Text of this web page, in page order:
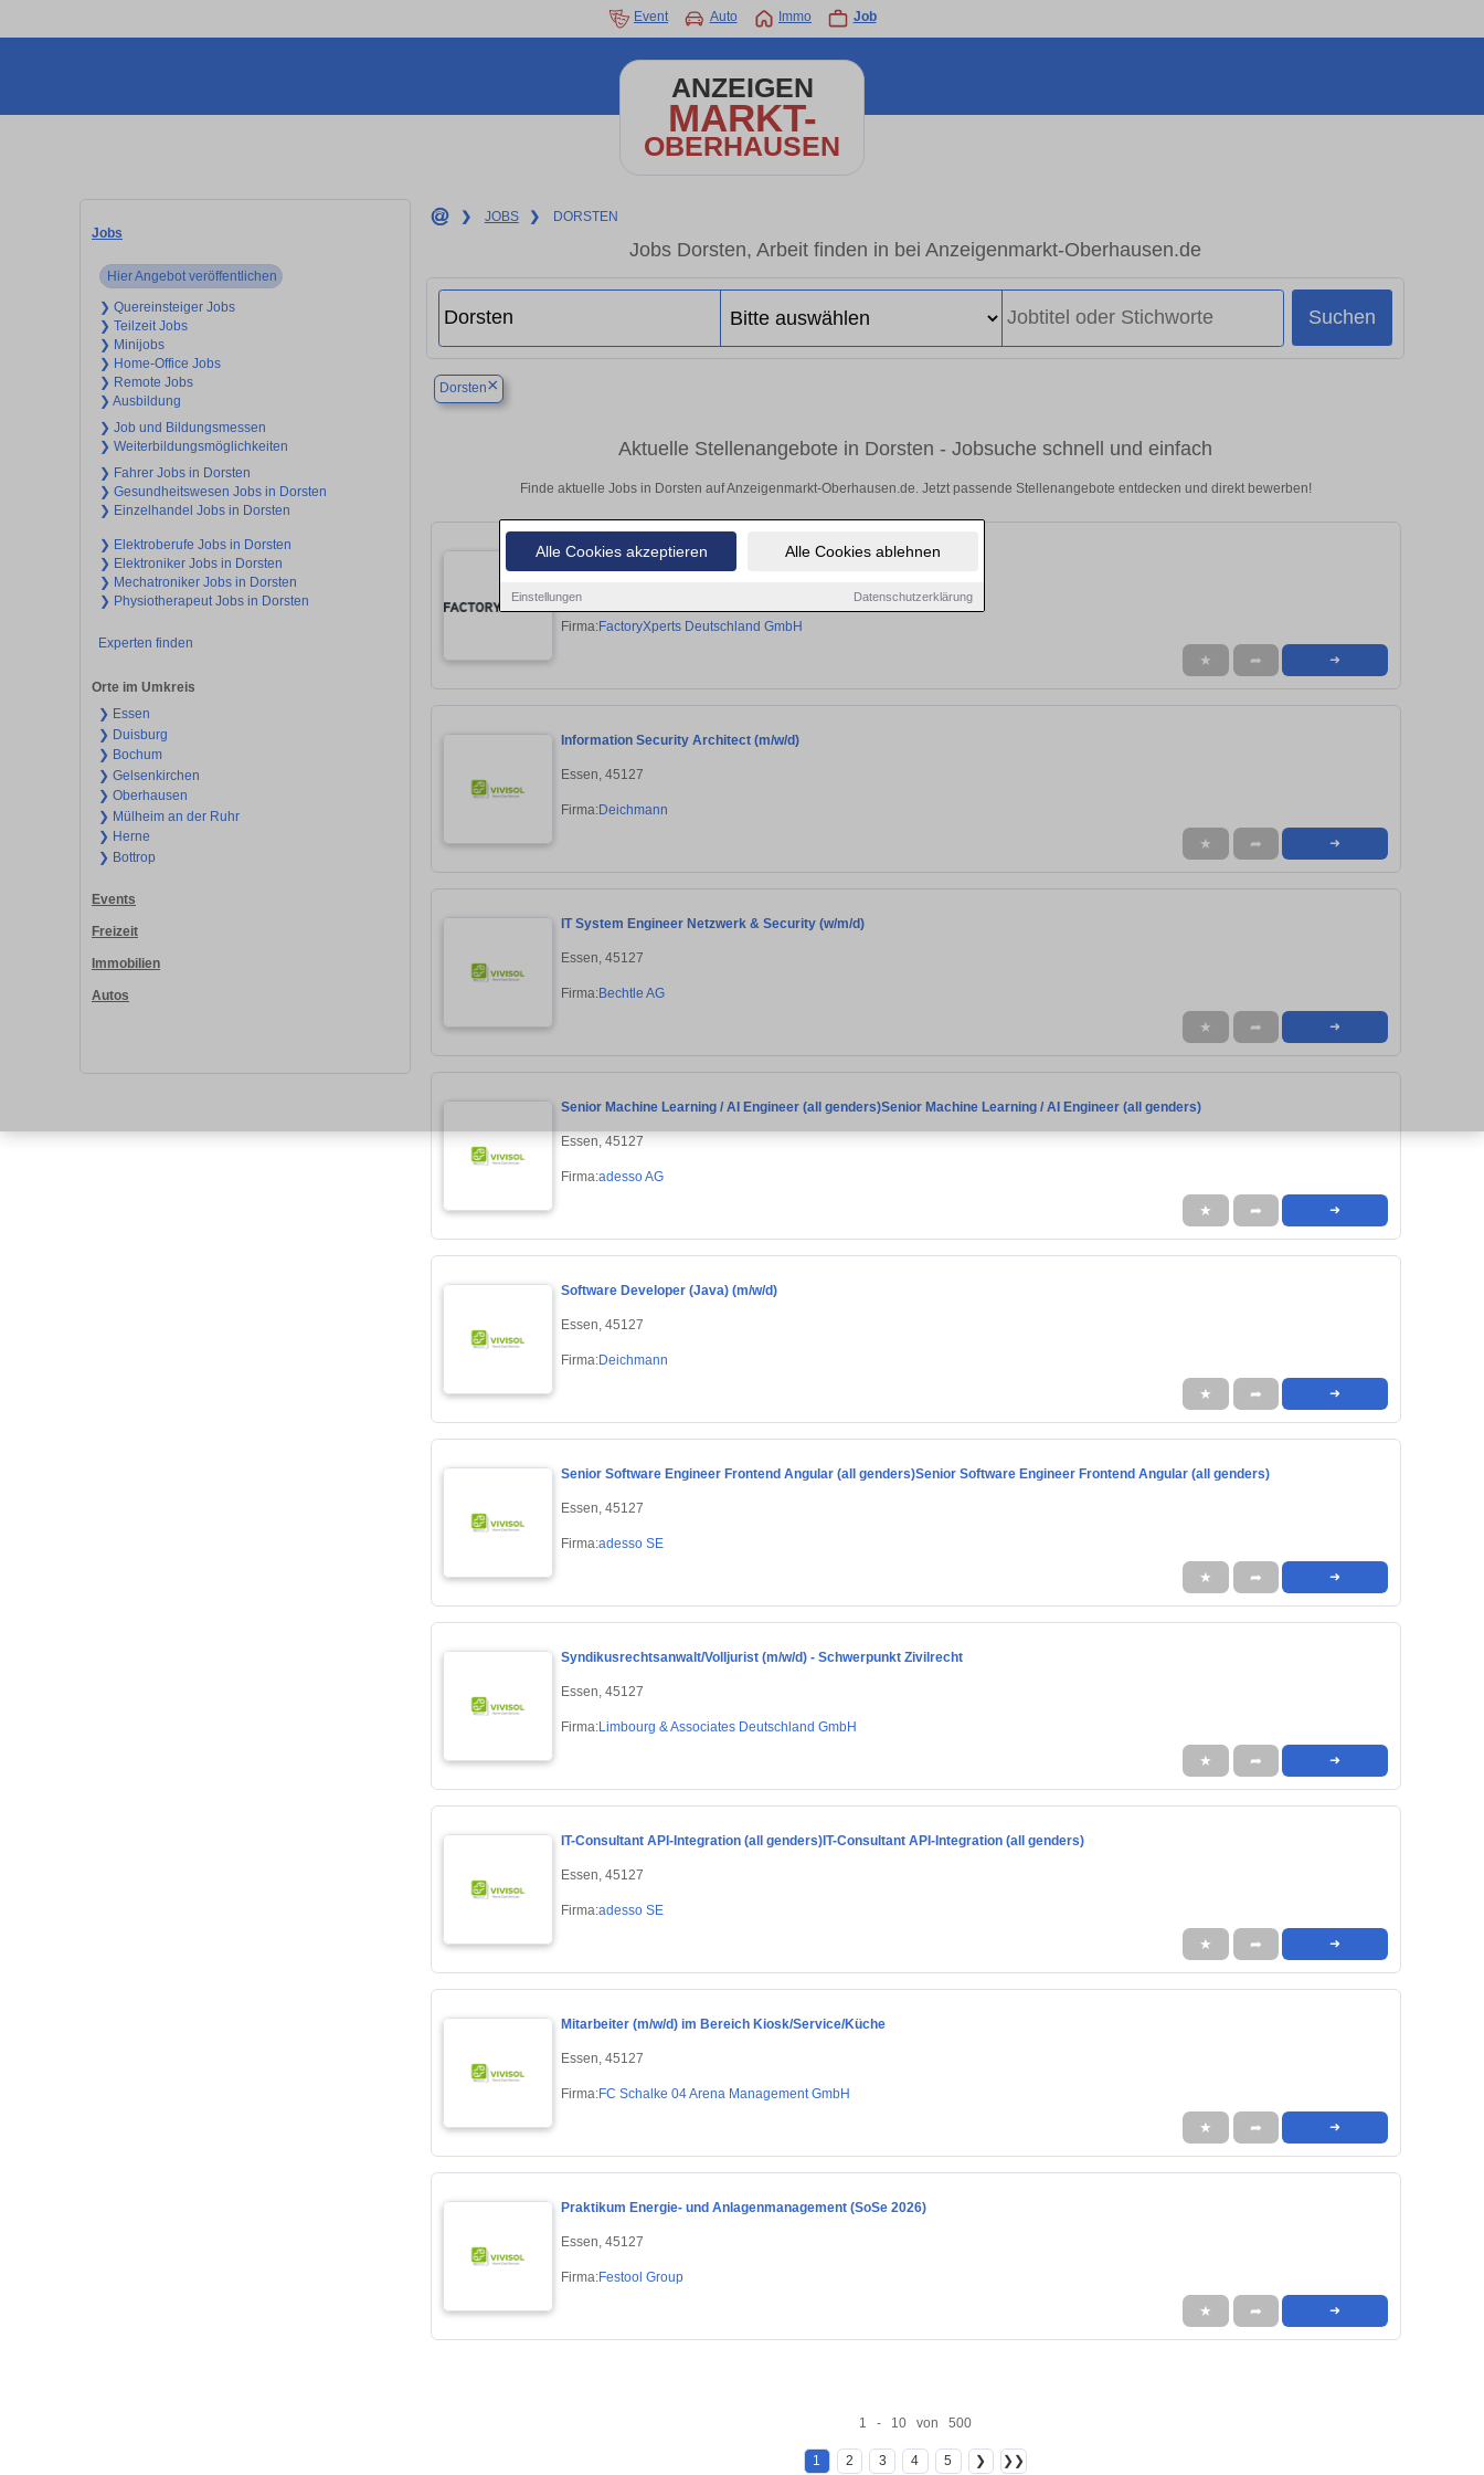
Alle Cookies akzeptieren Alle Cookies ablehnen
Einstellungen Datenschutzerklärung
Event Auto Immo Job
ANZEIGEN
MARKT-
OBERHAUSEN
Jobs
Hier Angebot veröffentlichen
❯ Quereinsteiger Jobs
❯ Teilzeit Jobs
❯ Minijobs
❯ Home-Office Jobs
❯ Remote Jobs
❯ Ausbildung
❯ Job und Bildungsmessen
❯ Weiterbildungsmöglichkeiten
❯ Fahrer Jobs in Dorsten
❯ Gesundheitswesen Jobs in Dorsten
❯ Einzelhandel Jobs in Dorsten
❯ Elektroberufe Jobs in Dorsten
❯ Elektroniker Jobs in Dorsten
❯ Mechatroniker Jobs in Dorsten
❯ Physiotherapeut Jobs in Dorsten
Experten finden
Orte im Umkreis
❯ Essen
❯ Duisburg
❯ Bochum
❯ Gelsenkirchen
❯ Oberhausen
❯ Mülheim an der Ruhr
❯ Herne
❯ Bottrop
Events
Freizeit
Immobilien
Autos
❯ JOBS ❯ DORSTEN
Jobs Dorsten, Arbeit finden in bei Anzeigenmarkt-Oberhausen.de
Suchen
Dorsten×
Aktuelle Stellenangebote in Dorsten - Jobsuche schnell und einfach
Finde aktuelle Jobs in Dorsten auf Anzeigenmarkt-Oberhausen.de. Jetzt passende Stellenangebote entdecken und direkt bewerben!
Anlagen- und Prozessplaner Intralogistik (m/w/d)
Firma:FactoryXperts Deutschland GmbH
★ ➦ ➜
Information Security Architect (m/w/d)
Essen, 45127
Firma:Deichmann
★ ➦ ➜
IT System Engineer Netzwerk & Security (w/m/d)
Essen, 45127
Firma:Bechtle AG
★ ➦ ➜
Senior Machine Learning / AI Engineer (all genders)Senior Machine Learning / AI Engineer (all genders)
Essen, 45127
Firma:adesso AG
★ ➦ ➜
Software Developer (Java) (m/w/d)
Essen, 45127
Firma:Deichmann
★ ➦ ➜
Senior Software Engineer Frontend Angular (all genders)Senior Software Engineer Frontend Angular (all genders)
Essen, 45127
Firma:adesso SE
★ ➦ ➜
Syndikusrechtsanwalt/Volljurist (m/w/d) - Schwerpunkt Zivilrecht
Essen, 45127
Firma:Limbourg & Associates Deutschland GmbH
★ ➦ ➜
IT-Consultant API-Integration (all genders)IT-Consultant API-Integration (all genders)
Essen, 45127
Firma:adesso SE
★ ➦ ➜
Mitarbeiter (m/w/d) im Bereich Kiosk/Service/Küche
Essen, 45127
Firma:FC Schalke 04 Arena Management GmbH
★ ➦ ➜
Praktikum Energie- und Anlagenmanagement (SoSe 2026)
Essen, 45127
Firma:Festool Group
★ ➦ ➜
1 - 10 von 500
1 2 3 4 5 ❯ ❯❯